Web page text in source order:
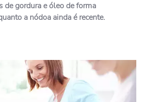
de gordura e óleo de forma
a nódoa ainda é recente.